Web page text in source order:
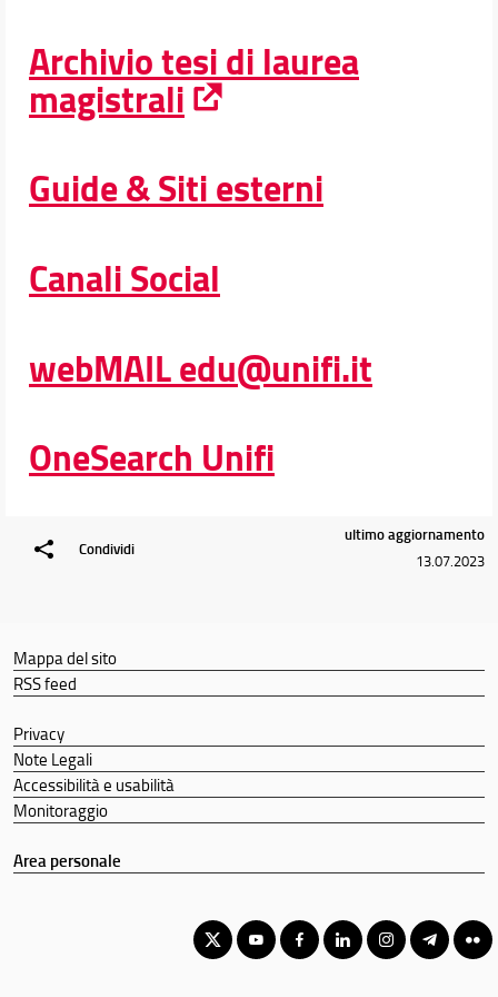
Docenti
Orario e calendari
Archivio tesi di laurea
magistrali
Guide & Siti esterni
Canali Social
webMAIL edu@unifi.it
OneSearch Unifi
Condividi
ultimo aggiornamento
13.07.2023
Mappa del sito
RSS feed
Privacy
Note Legali
Accessibilità e usabilità
Monitoraggio
Area personale